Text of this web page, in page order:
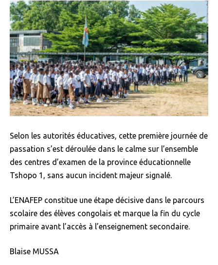
Selon les autorités éducatives, cette première journée de
passation s’est déroulée dans le calme sur l’ensemble
des centres d’examen de la province éducationnelle
Tshopo 1, sans aucun incident majeur signalé.
L’ENAFEP constitue une étape décisive dans le parcours
scolaire des élèves congolais et marque la fin du cycle
primaire avant l’accès à l’enseignement secondaire.
Blaise MUSSA